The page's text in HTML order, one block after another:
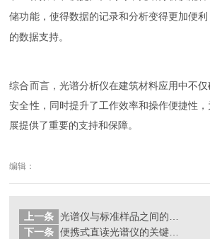
储功能，使得数据的记录和分析变得更加便
的数据支持。
综合而言，光谱分析仪在建筑材料应用中不
安全性，同时提升了工作效率和操作便捷性
展提供了重要的支持和保障。
编辑：
上一条
下一条
便携式直读光谱仪的关键维护步骤